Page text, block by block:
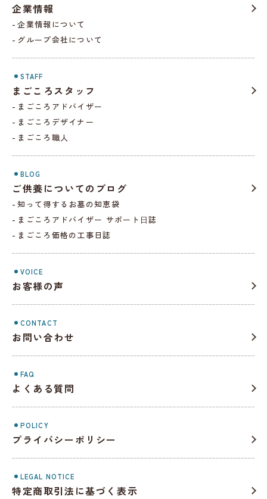
企業情報
企業情報について
グループ会社について
STAFF
まごころスタッフ
まごころアドバイザー
まごころデザイナー
まごころ職人
BLOG
ご供養についてのブログ
知って得するお墓の知恵袋
まごころアドバイザー サポート⽇誌
まごころ価格の工事日誌
VOICE
お客様の声
CONTACT
お問い合わせ
FAQ
よくある質問
POLICY
プライバシーポリシー
LEGAL NOTICE
特定商取引法に基づく表示